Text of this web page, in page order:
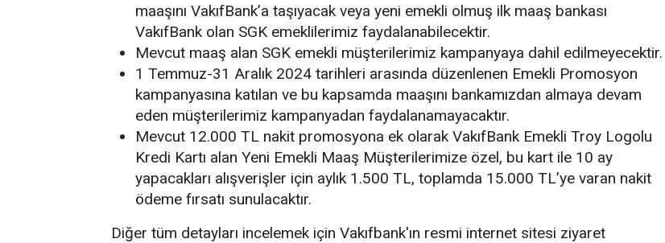
maaşını VakıfBank’a taşıyacak veya yeni emekli olmuş ilk maaş bankası
VakıfBank olan SGK emeklilerimiz faydalanabilecektir.
Mevcut maaş alan SGK emekli müşterilerimiz kampanyaya dahil edilmeyecektir.
1 Temmuz-31 Aralık 2024 tarihleri arasında düzenlenen Emekli Promosyon
kampanyasına katılan ve bu kapsamda maaşını bankamızdan almaya devam
eden müşterilerimiz kampanyadan faydalanamayacaktır.
Mevcut 12.000 TL nakit promosyona ek olarak VakıfBank Emekli Troy Logolu
Kredi Kartı alan Yeni Emekli Maaş Müşterilerimize özel, bu kart ile 10 ay
yapacakları alışverişler için aylık 1.500 TL, toplamda 15.000 TL’ye varan nakit
ödeme fırsatı sunulacaktır.
Diğer tüm detayları incelemek için Vakıfbank'ın resmi internet sitesi ziyaret